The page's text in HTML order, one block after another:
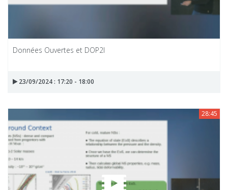
Données Ouvertes et DOP2I
23/09/2024 : 17:20 - 18:00
28:45